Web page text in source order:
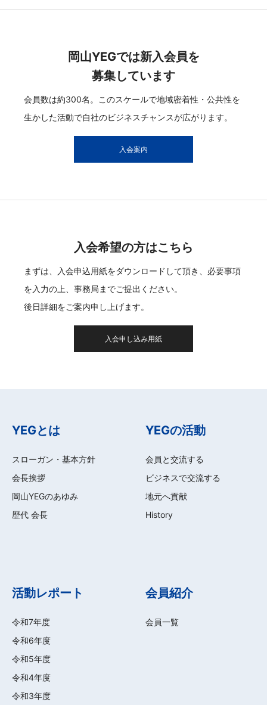
岡山YEGでは新入会員を
募集しています
会員数は約300名。このスケールで地域密着性・公共性を
生かした活動で自社のビジネスチャンスが広がります。
入会案内
入会希望の方はこちら
まずは、入会申込用紙をダウンロードして頂き、必要事項
を入力の上、事務局までご提出ください。
後日詳細をご案内申し上げます。
入会申し込み用紙
YEGとは
スローガン・基本方針
会長挨拶
岡山YEGのあゆみ
歴代 会長
YEGの活動
会員と交流する
ビジネスで交流する
地元へ貢献
History
活動レポート
令和7年度
令和6年度
令和5年度
令和4年度
令和3年度
会員紹介
会員一覧